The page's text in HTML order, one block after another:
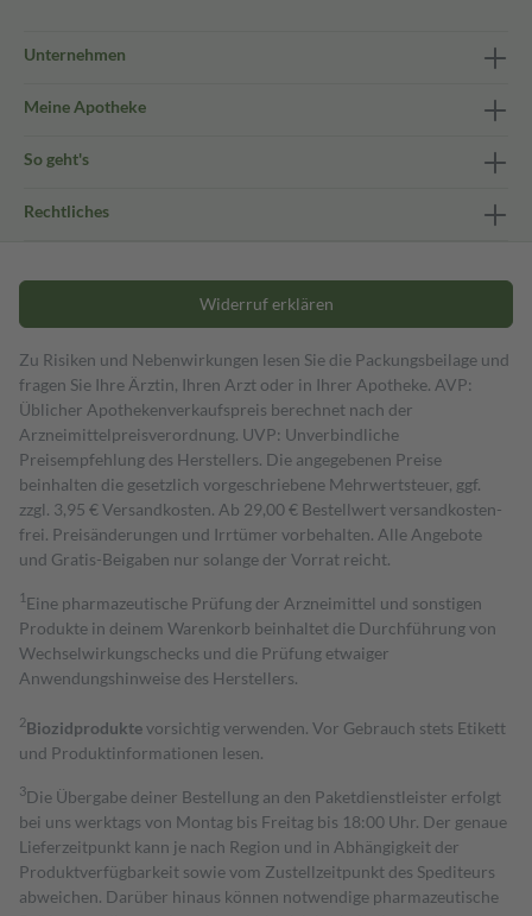
Unternehmen
Meine Apotheke
So geht's
Rechtliches
Widerruf erklären
Zu Risiken und Nebenwirkungen lesen Sie die Packungsbeilage und
fragen Sie Ihre Ärztin, Ihren Arzt oder in Ihrer Apotheke. AVP:
Üblicher Apothekenverkaufspreis berechnet nach der
Arzneimittelpreisverordnung. UVP: Unverbindliche
Preisempfehlung des Herstellers. Die angegebenen Preise
beinhalten die gesetzlich vorgeschriebene Mehrwertsteuer, ggf.
zzgl. 3,95 € Versandkosten. Ab 29,00 € Bestell­wert versand­kosten­
frei. Preisänderungen und Irrtümer vorbehalten. Alle Angebote
und Gratis-Beigaben nur solange der Vorrat reicht.
1 Eine pharmazeutische Prüfung der Arzneimittel und sonstigen
Produkte in deinem Warenkorb beinhaltet die Durchführung von
Wechselwirkungschecks und die Prüfung etwaiger
Anwendungshinweise des Herstellers.
2Biozidproduktevorsichtig verwenden. Vor Gebrauch stets Etikett
und Produktinformationen lesen.
3Die Übergabe deiner Bestellung an den Paketdienstleister erfolgt
bei uns werktags von Montag bis Freitag bis 18:00 Uhr. Der genaue
Lieferzeitpunkt kann je nach Region und in Abhängigkeit der
Produktverfügbarkeit sowie vom Zustellzeitpunkt des Spediteurs
abweichen. Darüber hinaus können notwendige pharmazeutische